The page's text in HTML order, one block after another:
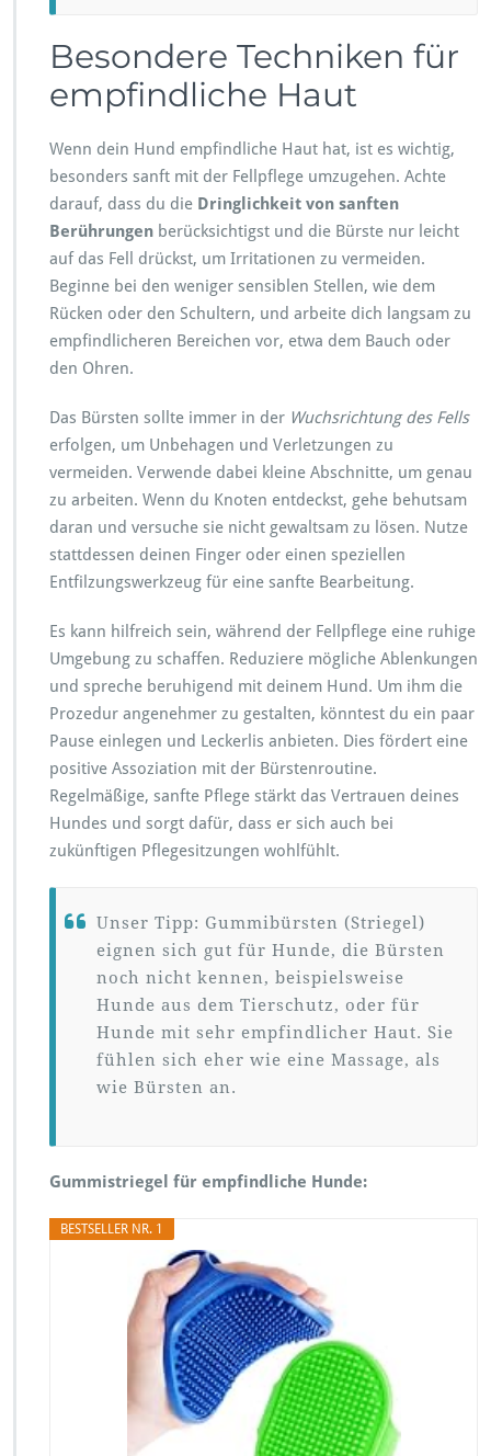
Besondere Techniken für
empfindliche Haut
Wenn dein Hund empfindliche Haut hat, ist es wichtig,
besonders sanft mit der Fellpflege umzugehen. Achte
darauf, dass du die Dringlichkeit von sanften
Berührungen berücksichtigst und die Bürste nur leicht
auf das Fell drückst, um Irritationen zu vermeiden.
Beginne bei den weniger sensiblen Stellen, wie dem
Rücken oder den Schultern, und arbeite dich langsam zu
empfindlicheren Bereichen vor, etwa dem Bauch oder
den Ohren.
Das Bürsten sollte immer in der Wuchsrichtung des Fells
erfolgen, um Unbehagen und Verletzungen zu
vermeiden. Verwende dabei kleine Abschnitte, um genau
zu arbeiten. Wenn du Knoten entdeckst, gehe behutsam
daran und versuche sie nicht gewaltsam zu lösen. Nutze
stattdessen deinen Finger oder einen speziellen
Entfilzungswerkzeug für eine sanfte Bearbeitung.
Es kann hilfreich sein, während der Fellpflege eine ruhige
Umgebung zu schaffen. Reduziere mögliche Ablenkungen
und spreche beruhigend mit deinem Hund. Um ihm die
Prozedur angenehmer zu gestalten, könntest du ein paar
Pause einlegen und Leckerlis anbieten. Dies fördert eine
positive Assoziation mit der Bürstenroutine.
Regelmäßige, sanfte Pflege stärkt das Vertrauen deines
Hundes und sorgt dafür, dass er sich auch bei
zukünftigen Pflegesitzungen wohlfühlt.
Unser Tipp: Gummibürsten (Striegel)
eignen sich gut für Hunde, die Bürsten
noch nicht kennen, beispielsweise
Hunde aus dem Tierschutz, oder für
Hunde mit sehr empfindlicher Haut. Sie
fühlen sich eher wie eine Massage, als
wie Bürsten an.
Gummistriegel für empfindliche Hunde:
BESTSELLER NR. 1